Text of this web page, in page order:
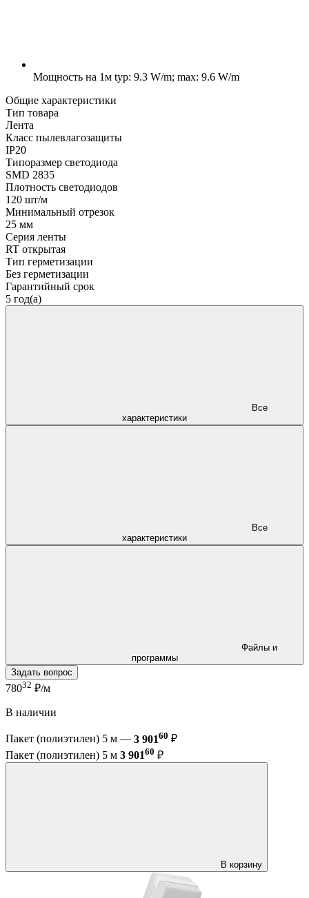
Мощность на 1м typ: 9.3 W/m; max: 9.6 W/m
Общие характеристики
Тип товара
Лента
Класс пылевлагозащиты
IP20
Типоразмер светодиода
SMD 2835
Плотность светодиодов
120 шт/м
Минимальный отрезок
25 мм
Серия ленты
RT открытая
Тип герметизации
Без герметизации
Гарантийный срок
5 год(а)
характеристики
характеристики
программы
Задать вопрос
78032 ₽/м
В наличии
Пакет (полиэтилен) 5 м — 3 90160 ₽
Пакет (полиэтилен) 5 м 3 90160 ₽
В корзину